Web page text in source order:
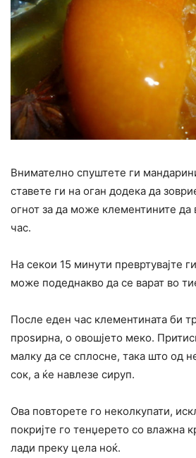
Внимателно спуштете ги
ставете ги на оган додека да
огнот за да може клементините да
час.
На секои 15 минути превртувајте
може подеднакво да се варат во
После еден час клементината би
проѕирна, о овошјето меко.
малку да се сплосне, така што од
сок, а ќе навлезе сируп.
Ова повторете го неколкупати,
покријте го тенџерето со влажна
лади преку цела ноќ.